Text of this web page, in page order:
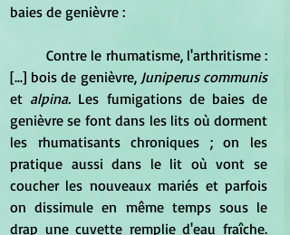
baies de genièvre :
	Contre le rhumatisme, l'arthritisme :
[...] bois de genièvre, Juniperus communis
et alpina. Les fumigations de baies de
genièvre se font dans les lits où dorment
les rhumatisants chroniques ; on les
pratique aussi dans le lit où vont se
coucher les nouveaux mariés et parfois
on dissimule en même temps sous le
drap une cuvette remplie d'eau fraîche.